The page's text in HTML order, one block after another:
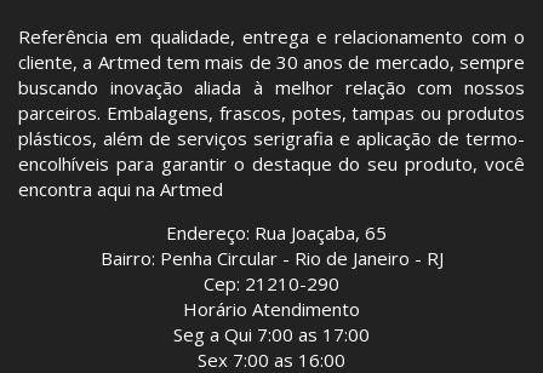
Referência em qualidade, entrega e relacionamento com o
cliente, a Artmed tem mais de 30 anos de mercado, sempre
buscando inovação aliada à melhor relação com nossos
parceiros. Embalagens, frascos, potes, tampas ou produtos
plásticos, além de serviços serigrafia e aplicação de termo-
encolhíveis para garantir o destaque do seu produto, você
encontra aqui na Artmed
Endereço: Rua Joaçaba, 65
Bairro: Penha Circular - Rio de Janeiro - RJ
Cep: 21210-290
Horário Atendimento
Seg a Qui 7:00 as 17:00
Sex 7:00 as 16:00